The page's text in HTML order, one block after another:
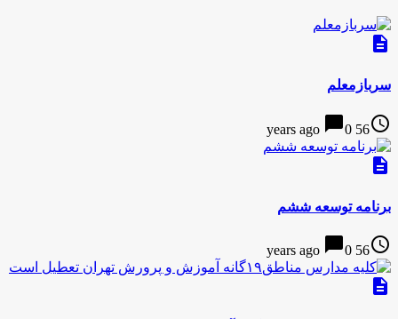
description
سربازمعلم
access_time
56 years ago
chat_bubble0
description
برنامه توسعه ششم
access_time
56 years ago
chat_bubble0
description